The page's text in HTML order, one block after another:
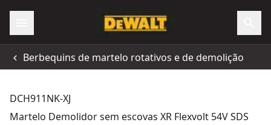
Berbequins de martelo rotativos e de demolição
DCH911NK-XJ
Martelo Demolidor sem escovas XR Flexvolt 54V SDS